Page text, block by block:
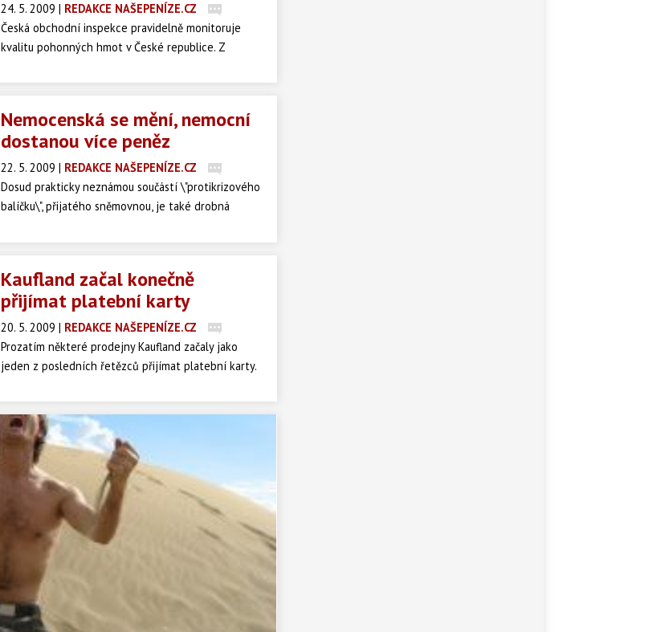
24. 5. 2009 | REDAKCE NAŠEPENÍZE.CZ
Česká obchodní inspekce pravidelně monitoruje
kvalitu pohonných hmot v České republice. Z
dubnu 2009 nevyhovělo jakostním požadavkům 23
Nemocenská se mění, nemocní
dostanou více peněz
22. 5. 2009 | REDAKCE NAŠEPENÍZE.CZ
Dosud prakticky neznámou součástí \"protikrizového
balíčku\", přijatého sněmovnou, je také drobná
skončí znevýhodnění lidí pracujících na delší směny.
nemoci.
Kaufland začal konečně
přijímat platební karty
20. 5. 2009 | REDAKCE NAŠEPENÍZE.CZ
Prozatím některé prodejny Kaufland začaly jako
jeden z posledních řetězců přijímat platební karty.
kartami byly podle řetězce nízké marže na zboží a
zároveň velké provize prostředníkům za platební
transakce. V červenci by však platební karty měly
přijímat všechny pobočky řetězce.